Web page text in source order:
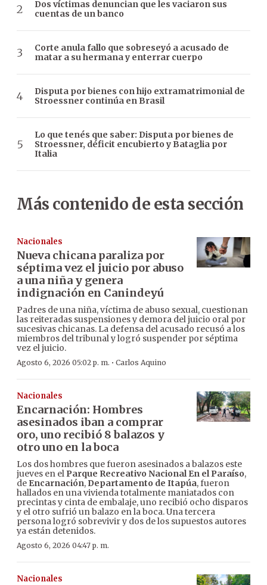
Dos víctimas denuncian que les vaciaron sus
cuentas de un banco
Corte anula fallo que sobreseyó a acusado de
matar a su hermana y enterrar cuerpo
Disputa por bienes con hijo extramatrimonial de
Stroessner continúa en Brasil
Lo que tenés que saber: Disputa por bienes de
Stroessner, déficit encubierto y Bataglia por
Italia
Más contenido de esta sección
Nacionales
Nueva chicana paraliza por
séptima vez el juicio por abuso
a una niña y genera
indignación en Canindeyú
Padres de una niña, víctima de abuso sexual, cuestionan
las reiteradas suspensiones y demora del juicio oral por
sucesivas chicanas. La defensa del acusado recusó a los
miembros del tribunal y logró suspender por séptima
vez el juicio.
Agosto 6, 2026 05:02 p. m. · Carlos Aquino
Nacionales
Encarnación: Hombres
asesinados iban a comprar
oro, uno recibió 8 balazos y
otro uno en la boca
Los dos hombres que fueron asesinados a balazos este
jueves en el Parque Recreativo Nacional En el Paraíso,
de Encarnación, Departamento de Itapúa, fueron
hallados en una vivienda totalmente maniatados con
precintas y cinta de embalaje, uno recibió ocho disparos
y el otro sufrió un balazo en la boca. Una tercera
persona logró sobrevivir y dos de los supuestos autores
ya están detenidos.
Agosto 6, 2026 04:47 p. m.
Nacionales